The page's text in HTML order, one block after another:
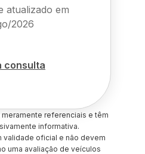
atualizado em
2026
consulta
referenciais e têm
informativa.
validade oficial e não devem
uma avaliação de veículos